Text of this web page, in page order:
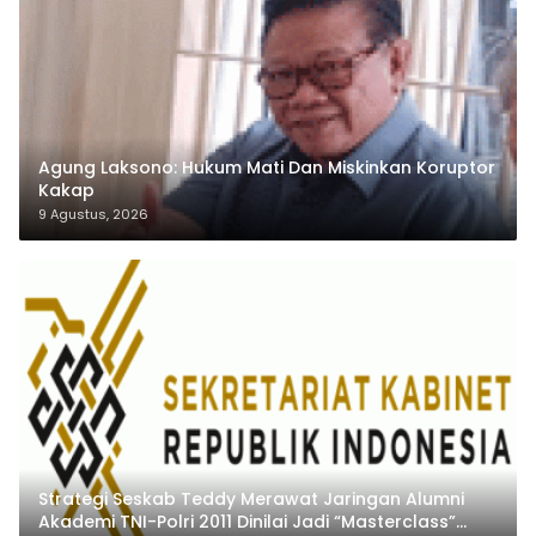
Agung Laksono: Hukum Mati Dan Miskinkan Koruptor
Kakap
9 Agustus, 2026
Strategi Seskab Teddy Merawat Jaringan Alumni
Akademi TNI-Polri 2011 Dinilai Jadi “Masterclass”